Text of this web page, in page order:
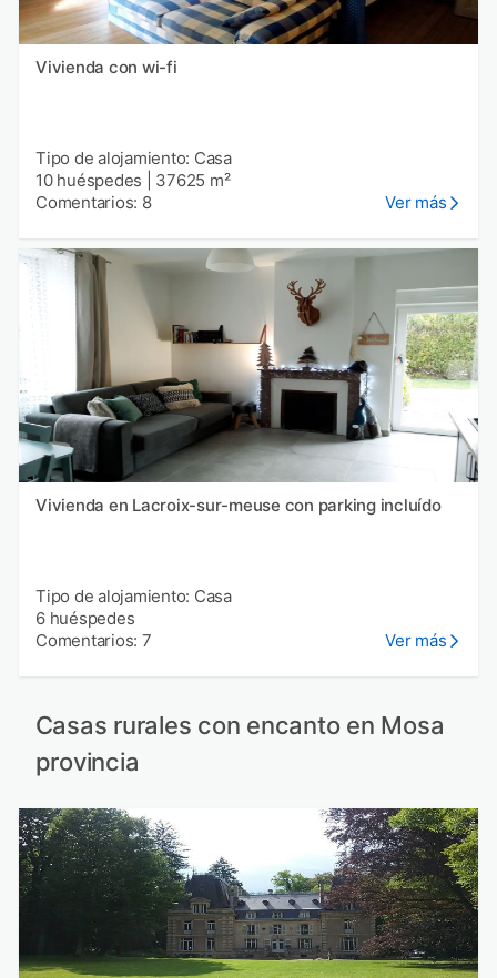
Vivienda con wi-fi
Tipo de alojamiento: Casa
10 huéspedes
37625 m²
Comentarios: 8
Ver más
Vivienda en Lacroix-sur-meuse con parking incluído
Tipo de alojamiento: Casa
6 huéspedes
Comentarios: 7
Ver más
Casas rurales con encanto en Mosa
provincia